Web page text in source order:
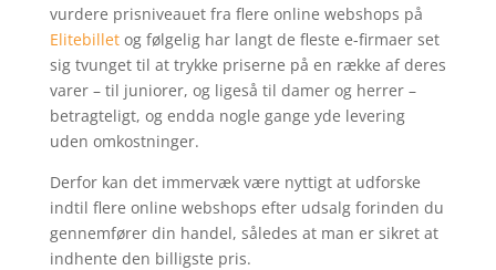
vurdere prisniveauet fra flere online webshops på
Elitebilletog følgelig har langt de fleste e-firmaer set
sig tvunget til at trykke priserne på en række af deres
varer – til juniorer, og ligeså til damer og herrer –
betragteligt, og endda nogle gange yde levering
uden omkostninger.
Derfor kan det immervæk være nyttigt at udforske
indtil flere online webshops efter udsalg forinden du
gennemfører din handel, således at man er sikret at
indhente den billigste pris.